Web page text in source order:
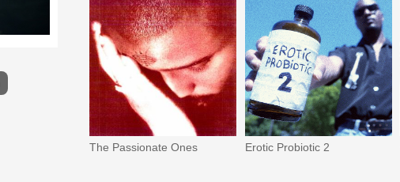
The Passionate Ones Erotic Probiotic 2